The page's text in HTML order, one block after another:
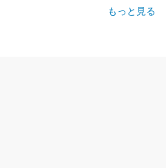
もっと見る